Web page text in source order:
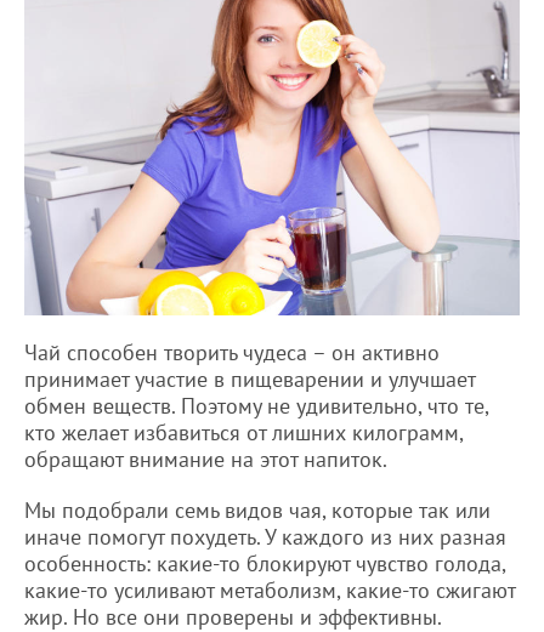
Чай способен творить чудеса – он активно
принимает участие в пищеварении и улучшает
обмен веществ. Поэтому не удивительно, что те,
кто желает избавиться от лишних килограмм,
обращают внимание на этот напиток.
Мы подобрали семь видов чая, которые так или
иначе помогут похудеть. У каждого из них разная
особенность: какие-то блокируют чувство голода,
какие-то усиливают метаболизм, какие-то сжигают
жир. Но все они проверены и эффективны.